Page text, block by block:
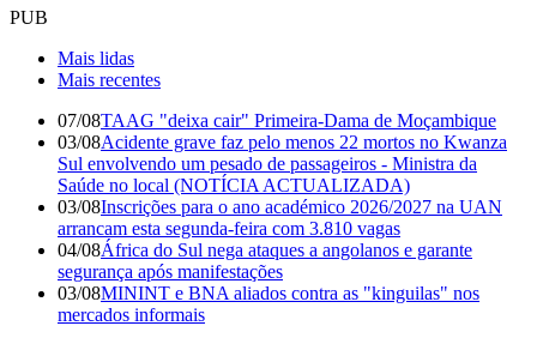
PUB
Mais lidas
Mais recentes
07/08TAAG "deixa cair" Primeira-Dama de Moçambique
03/08Acidente grave faz pelo menos 22 mortos no Kwanza
Sul envolvendo um pesado de passageiros - Ministra da
Saúde no local (NOTÍCIA ACTUALIZADA)
03/08Inscrições para o ano académico 2026/2027 na UAN
arrancam esta segunda-feira com 3.810 vagas
04/08África do Sul nega ataques a angolanos e garante
segurança após manifestações
03/08MININT e BNA aliados contra as "kinguilas" nos
mercados informais